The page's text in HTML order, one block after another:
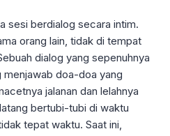
sesi berdialog secara intim.
orang lain, tidak di tempat
dialog yang sepenuhnya
menjawab doa-doa yang
jalanan dan lelahnya
bertubi-tubi di waktu
tepat waktu. Saat ini,